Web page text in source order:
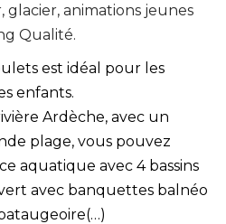
glacier, animations jeunes
Qualité.
est idéal pour les
enfants.
Ardèche, avec un
plage, vous pouvez
aquatique avec 4 bassins
avec banquettes balnéo